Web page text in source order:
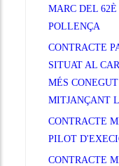
MARC DEL
POLLENÇA
CONTRACTE
SITUAT AL
MÉS
MITJANÇANT
CONTRACTE
PILOT
CONTRACTE